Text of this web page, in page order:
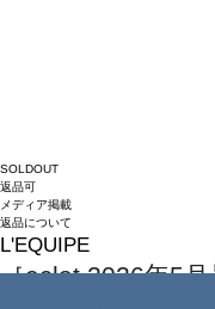
SOLDOUT
返品可
メディア掲載
返品について
L'EQUIPE
［eclat 2026年5